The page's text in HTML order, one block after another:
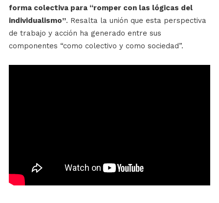
forma colectiva para “romper con las lógicas del
individualismo”. Resalta la unión que esta perspectiva
de trabajo y acción ha generado entre sus
componentes “como colectivo y como sociedad”.